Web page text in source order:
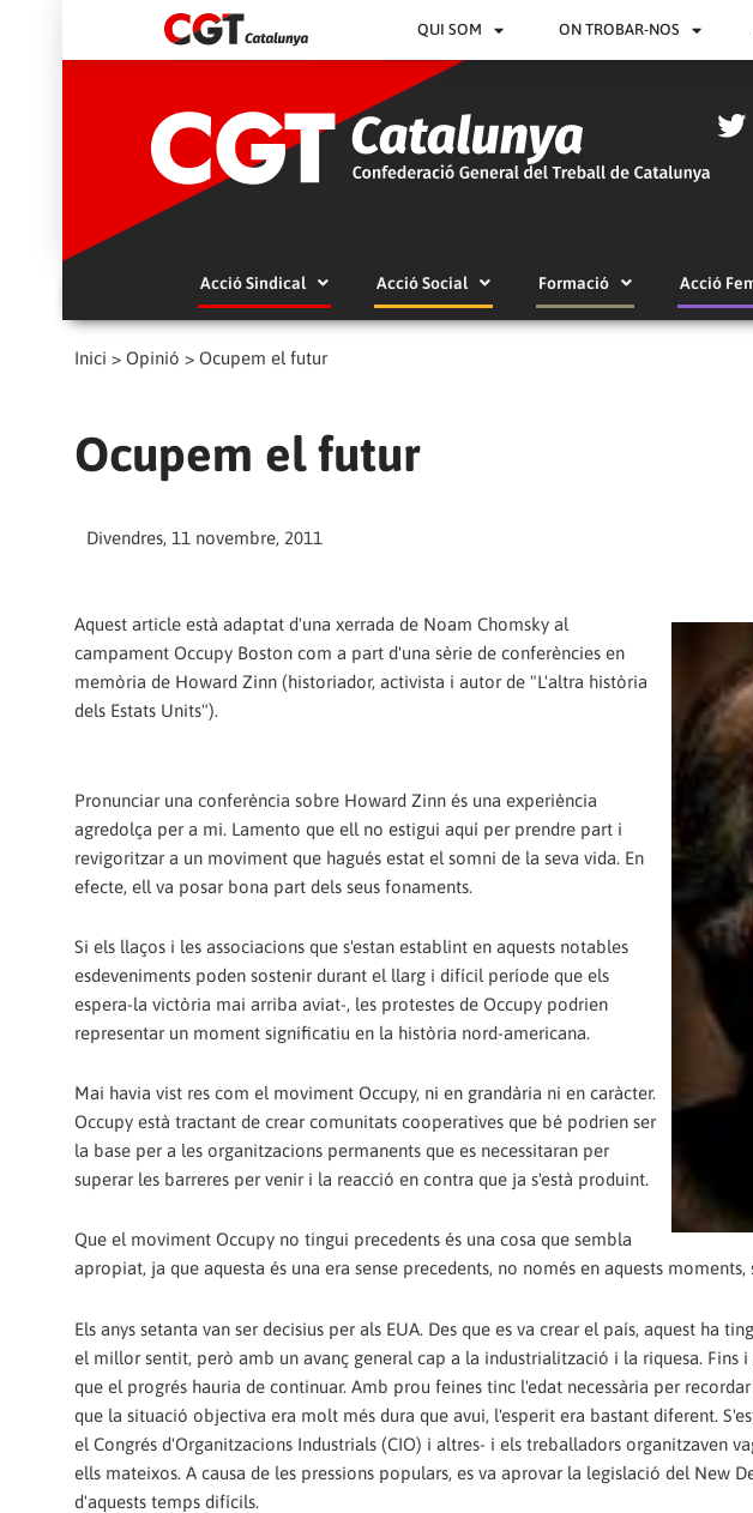
QUI SOM ON TROBAR-NOS
Acció Sindical Acció Social Formació Acció
Inici > Opinió > Ocupem el futur
Ocupem el futur
Divendres, 11 novembre, 2011
Aquest article està adaptat d'una xerrada de Noam Chomsky al
campament Occupy Boston com a part d'una sèrie de conferències en
memòria de Howard Zinn (historiador, activista i autor de "L'altra història
dels Estats Units").
Pronunciar una conferència sobre Howard Zinn és una experiència
agredolça per a mi. Lamento que ell no estigui aquí per prendre part i
revigoritzar a un moviment que hagués estat el somni de la seva vida. En
efecte, ell va posar bona part dels seus fonaments.
Si els llaços i les associacions que s'estan establint en aquests notables
esdeveniments poden sostenir durant el llarg i difícil període que els
espera-la victòria mai arriba aviat-, les protestes de Occupy podrien
representar un moment significatiu en la història nord-americana.
Mai havia vist res com el moviment Occupy, ni en grandària ni en caràcter.
Occupy està tractant de crear comunitats cooperatives que bé podrien ser
la base per a les organitzacions permanents que es necessitaran per
superar les barreres per venir i la reacció en contra que ja s'està produint.
Que el moviment Occupy no tingui precedents és una cosa que sembla
apropiat, ja que aquesta és una era sense precedents, no només en aquests moments,
Els anys setanta van ser decisius per als EUA. Des que es va crear el país, aquest ha
el millor sentit, però amb un avanç general cap a la industrialització i la riquesa. Fins
que el progrés hauria de continuar. Amb prou feines tinc l'edat necessària per
que la situació objectiva era molt més dura que avui, l'esperit era bastant diferent.
el Congrés d'Organitzacions Industrials (CIO) i altres- i els treballadors organitzaven
ells mateixos. A causa de les pressions populars, es va aprovar la legislació del New
d'aquests temps difícils.